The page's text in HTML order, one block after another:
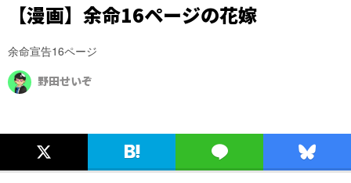
【漫画】余命16ページの花嫁
余命宣告16ページ
野田せいぞ